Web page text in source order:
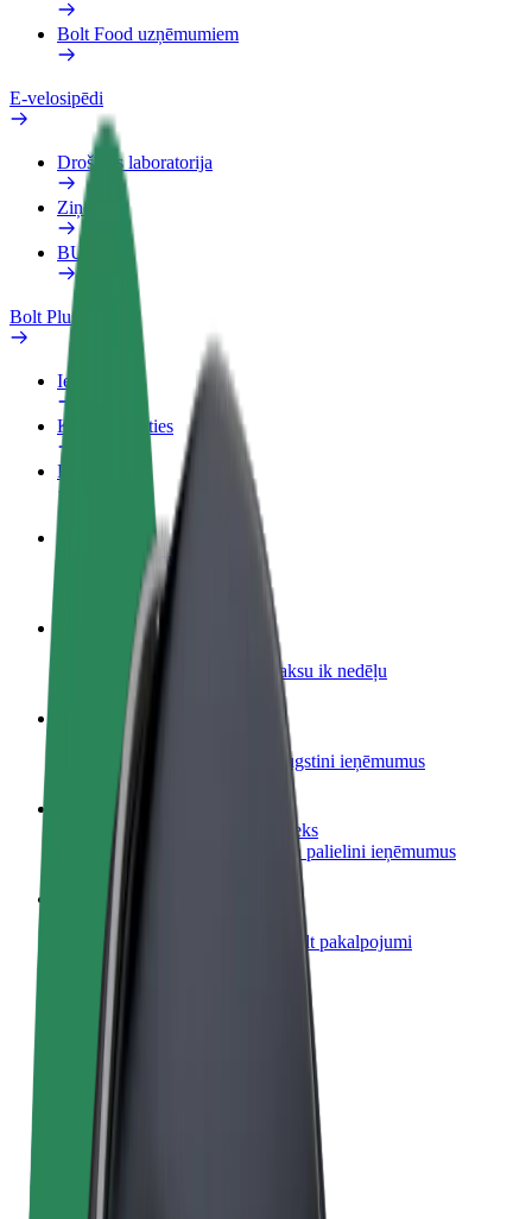
Bolt Food uzņēmumiem
E-velosipēdi
Drošības laboratorija
Ziņot
BUJ
Bolt Plus
Ieguvumi
Kā pievienoties
BUJ
Kļūsti par autovadītāju
Gūsti ieņēmumus, kā vēlies
Kļūsti par kurjeru
Piegādā ēdienu un saņem izmaksu ik nedēļu
Pievieno restorānu vai veikalu
Sasniedz vairāk klientu un paaugstini ieņēmumus
Reģistrējies kā autoparka īpašnieks
Pievieno savu autoparku Bolt un palielini ieņēmumus
Bolt for Business
Tavam uzņēmumam pielāgoti Bolt pakalpojumi
Noteikumi un nosacījumi
Privātuma politika
Sīkdatnes
© 2026 Bolt Technology OÜ